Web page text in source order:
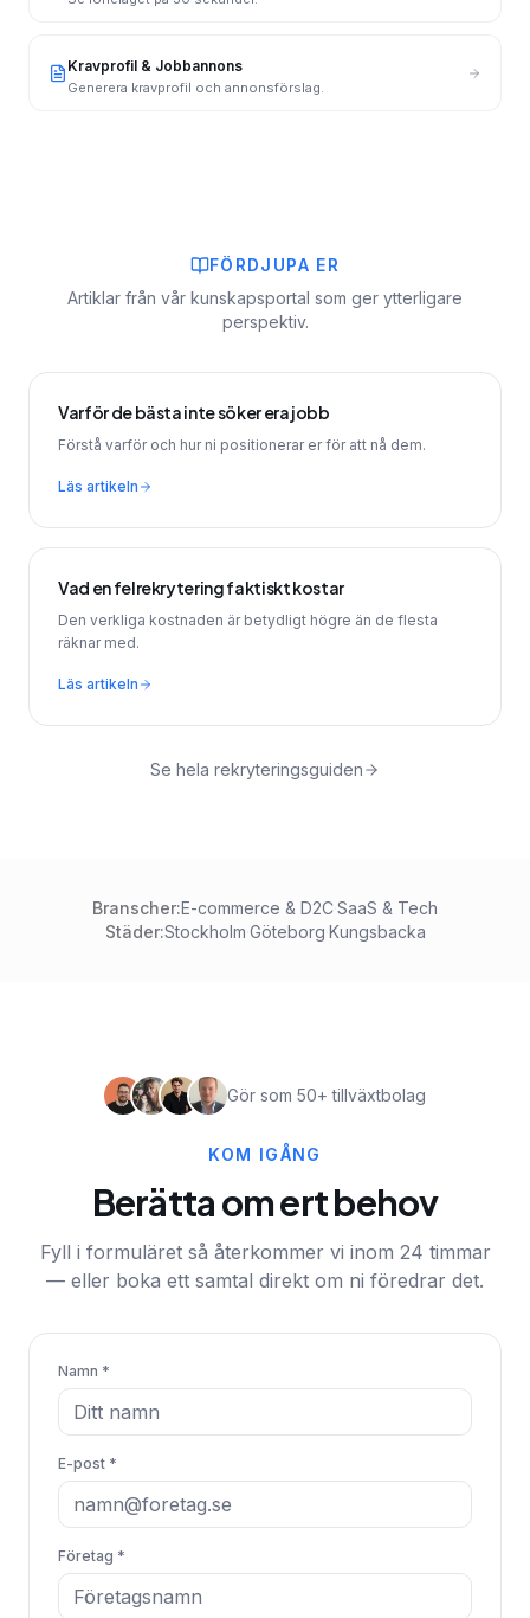
Kravprofil & Jobbannons
Generera kravprofil och annonsförslag.
FÖRDJUPA ER
Artiklar från vår kunskapsportal som ger ytterligare
perspektiv.
Varför de bästa inte söker era jobb
Förstå varför och hur ni positionerar er för att nå dem.
Läs artikeln
Vad en felrekrytering faktiskt kostar
Den verkliga kostnaden är betydligt högre än de flesta
räknar med.
Läs artikeln
Se hela rekryteringsguiden
Branscher:E-commerce & D2C SaaS & Tech
Städer:Stockholm Göteborg Kungsbacka
Gör som 50+ tillväxtbolag
KOM IGÅNG
Berätta om ert behov
Fyll i formuläret så återkommer vi inom 24 timmar
— eller boka ett samtal direkt om ni föredrar det.
Namn *
E-post *
Företag *